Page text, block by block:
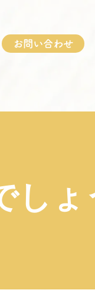
お問い合わせ
しょ